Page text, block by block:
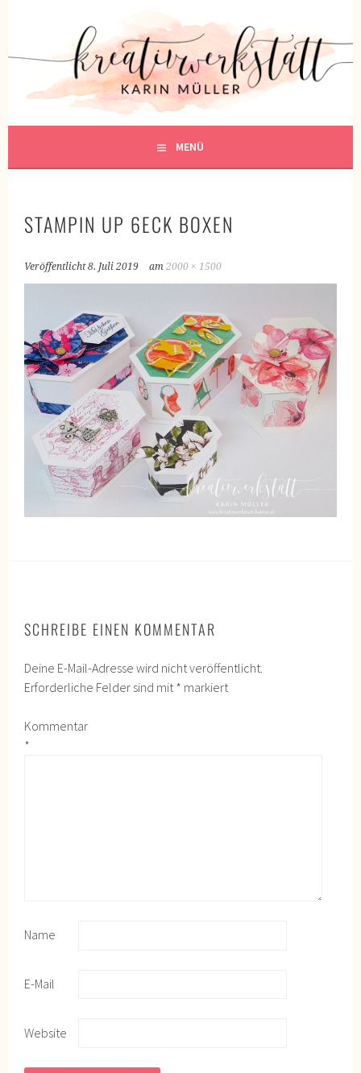
KREATIVWERKSTATT
KREATIV SEIN
MENÜ
STAMPIN UP 6ECK BOXEN
Veröffentlicht8. Juli 2019 am2000 × 1500
SCHREIBE EINEN KOMMENTAR
Deine E-Mail-Adresse wird nicht veröffentlicht.
Erforderliche Felder sind mit* markiert
Kommentar
*
Name
E-Mail
Website